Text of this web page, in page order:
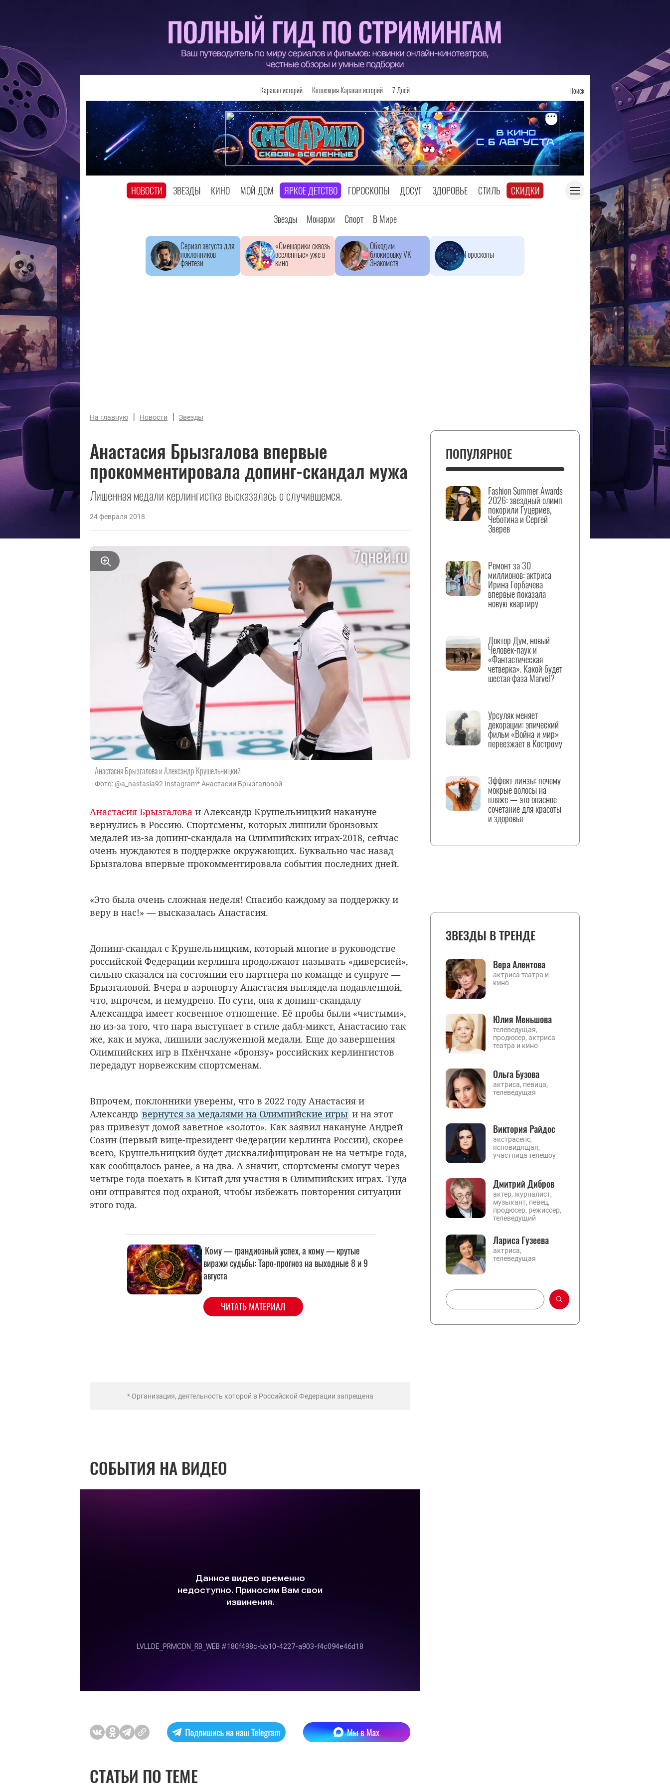
Караван историй Коллекция Караван историй 7 Дней Поиск
НОВОСТИ ЗВЕЗДЫ КИНО МОЙ ДОМ ЯРКОЕ ДЕТСТВО ГОРОСКОПЫ ДОСУГ ЗДОРОВЬЕ СТИЛЬ СКИДКИ
Звезды Монархи Спорт В Мире
Сериал августа для
поклонников
фэнтези
«Смешарики сквозь
вселенные» уже в
кино
Обходим
блокировку VK
Знакомств
Гороскопы
На главную | Новости | Звезды
Анастасия Брызгалова впервые
прокомментировала допинг-скандал мужа
Лишенная медали керлингистка высказалась о случившемся.
24 февраля 2018
Анастасия Брызгалова и Александр Крушельницкий
Фото: @a_nastasia92 Instagram* Анастасии Брызгаловой
Анастасия Брызгалова и Александр Крушельницкий накануне
вернулись в Россию. Спортсмены, которых лишили бронзовых
медалей из-за допинг-скандала на Олимпийских играх-2018, сейчас
очень нуждаются в поддержке окружающих. Буквально час назад
Брызгалова впервые прокомментировала события последних дней.
«Это была очень сложная неделя! Спасибо каждому за поддержку и
веру в нас!» — высказалась Анастасия.
Допинг-скандал c Крушельницким, который многие в руководстве
российской Федерации керлинга продолжают называть «диверсией»,
сильно сказался на состоянии его партнера по команде и супруге —
Брызгаловой. Вчера в аэропорту Анастасия выглядела подавленной,
что, впрочем, и немудрено. По сути, она к допинг-скандалу
Александра имеет косвенное отношение. Её пробы были «чистыми»,
но из-за того, что пара выступает в стиле дабл-микст, Анастасию так
же, как и мужа, лишили заслуженной медали. Еще до завершения
Олимпийских игр в Пхёнчхане «бронзу» российских керлингистов
передадут норвежским спортсменам.
Впрочем, поклонники уверены, что в 2022 году Анастасия и
Александр вернутся за медалями на Олимпийские игры и на этот
раз привезут домой заветное «золото». Как заявил накануне Андрей
Созин (первый вице-президент Федерации керлинга России), скорее
всего, Крушельницкий будет дисквалифицирован не на четыре года,
как сообщалось ранее, а на два. А значит, спортсмены смогут через
четыре года поехать в Китай для участия в Олимпийских играх. Туда
они отправятся под охраной, чтобы избежать повторения ситуации
этого года.
* Организация, деятельность которой в Российской Федерации запрещена
СОБЫТИЯ НА ВИДЕО
СТАТЬИ ПО ТЕМЕ
ПОПУЛЯРНОЕ
Fashion Summer Awards
2026: звездный олимп
покорили Гуцериев,
Чеботина и Сергей
Зверев
Ремонт за 30
миллионов: актриса
Ирина Горбачева
впервые показала
новую квартиру
Доктор Дум, новый
Человек-паук и
«Фантастическая
четверка». Какой будет
шестая фаза Marvel?
Урсуляк меняет
декорации: эпический
фильм «Война и мир»
переезжает в Кострому
Эффект линзы: почему
мокрые волосы на
пляже — это опасное
сочетание для красоты
и здоровья
ЗВЕЗДЫ В ТРЕНДЕ
Вера Алентова
актриса театра и
кино
Юлия Меньшова
телеведущая,
продюсер, актриса
театра и кино
Ольга Бузова
актриса, певица,
телеведущая
Виктория Райдос
экстрасенс,
ясновидящая,
участница телешоу
Дмитрий Дибров
актер, журналист,
музыкант, певец,
продюсер, режиссер,
телеведущий
Лариса Гузеева
актриса,
телеведущая